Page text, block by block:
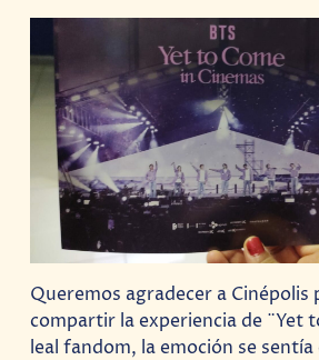
Queremos agradecer a
compartir la experiencia de ¨Yet
leal fandom, la emoción se